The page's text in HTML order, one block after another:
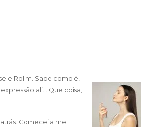
Rolim. Sabe como é,
ali… Que coisa,
Comecei a me